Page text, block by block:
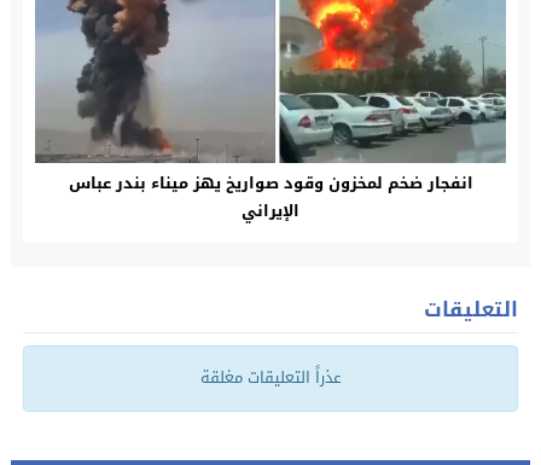
انفجار ضخم لمخزون وقود صواريخ يهز ميناء بندر عباس
الإيراني
التعليقات
عذراً التعليقات مغلقة